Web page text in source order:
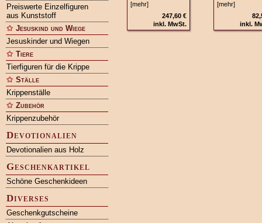
Preiswerte Einzelfiguren
aus Kunststoff
Jesuskind und Wiege
Jesuskinder und Wiegen
Tiere
Tierfiguren für die Krippe
Ställe
Krippenställe
Zubehör
Krippenzubehör
Devotionalien
Devotionalien aus Holz
Geschenkartikel
Schöne Geschenkideen
Diverses
Geschenkgutscheine
[mehr]
247,60 €
inkl. MwSt.
[mehr]
inkl.